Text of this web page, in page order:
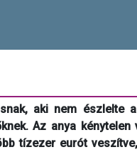
aki nem észlelte
Az anya
tízezer eurót